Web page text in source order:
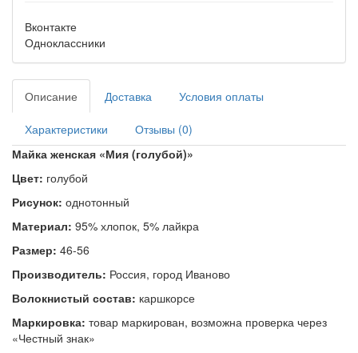
Вконтакте
Одноклассники
Описание Доставка Условия оплаты
Характеристики
Отзывы (0)
Майка женская «Мия (голубой)»
Цвет: голубой
Рисунок: однотонный
Материал: 95% хлопок, 5% лайкра
Размер: 46-56
Производитель: Россия, город Иваново
Волокнистый состав: каршкорсе
Маркировка: товар маркирован, возможна проверка через
«Честный знак»